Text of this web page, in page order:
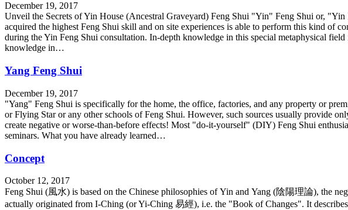
December 19, 2017
Unveil the Secrets of Yin House (Ancestral Graveyard) Feng Shui "Yin" Feng Shui or,
acquired the highest Feng Shui skill and on site experiences is able to perform this kind of
during the Yin Feng Shui consultation. In-depth knowledge in this special metaphysical
knowledge in…
Yang Feng Shui
December 19, 2017
"Yang" Feng Shui is specifically for the home, the office, factories, and any property or
or Flying Star or any other schools of Feng Shui. However, such sources usually provide
create negative or worse-than-before effects! Most "do-it-yourself" (DIY) Feng Shui
seminars. What you have already learned…
Concept
October 12, 2017
Feng Shui (風水) is based on the Chinese philosophies of Yin and Yang (陰陽理論), the
actually originated from I-Ching (or Yi-Ching 易經), i.e. the "Book of Changes". It